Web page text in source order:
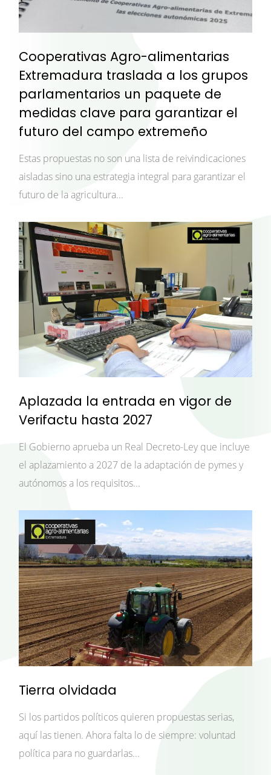
Cooperativas Agro-alimentarias
Extremadura traslada a los grupos
parlamentarios un paquete de
medidas clave para garantizar el
futuro del campo extremeño
Estas propuestas no son una lista de reivindicaciones
aisladas sino una estrategia integral para garantizar el
futuro de la agricultura...
Aplazada la entrada en vigor de
Verifactu hasta 2027
El Gobierno aprueba un Real Decreto-Ley que incluye
el aplazamiento a 2027 de la adaptación de pymes y
autónomos a los requisitos...
Tierra olvidada
Si los partidos políticos quieren propuestas serias,
aquí las tienen. Ahora falta lo de siempre: voluntad
política para no guardarlas...